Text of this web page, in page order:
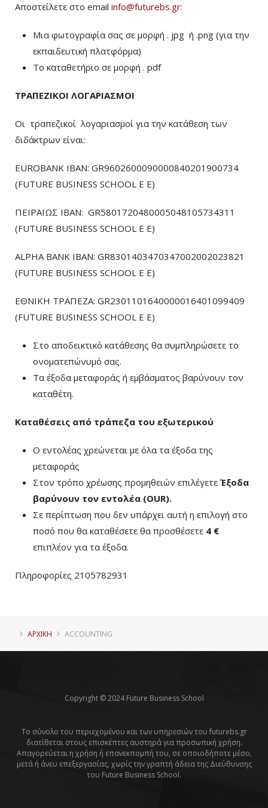
Αποστείλετε στο email info@futurebs.gr:
Μια φωτογραφία σας σε μορφή . jpg ή .png (για την
εκπαιδευτική πλατφόρμα)
To καταθετήριο σε μορφή . pdf
ΤΡΑΠΕΖΙΚΟΙ ΛΟΓΑΡΙΑΣΜΟΙ
Οι τραπεζικοί λογαριασμοί για την κατάθεση των
διδάκτρων είναι:
EUROBANK IBAN: GR9602600090000840201900734
(FUTURE BUSINESS SCHOOL E E)
ΠΕΙΡΑΙΩΣ ΙΒΑΝ: GR5801720480005048105734311
(FUTURE BUSINESS SCHOOL E E)
ALPHA BANK IBAN: GR8301403470347002002023821
(FUTURE BUSINESS SCHOOL E E)
ΕΘΝΙΚΗ ΤΡΑΠΕΖΑ: GR2301101640000016401099409
(FUTURE BUSINESS SCHOOL E E)
Στο αποδεικτικό κατάθεσης θα συμπληρώσετε το
ονοματεπώνυμό σας.
Τα έξοδα μεταφοράς ή εμβάσματος βαρύνουν τον
καταθέτη.
Καταθέσεις από τράπεζα του εξωτερικού
Ο εντολέας χρεώνεται με όλα τα έξοδα της
μεταφοράς
Στον τρόπο χρέωσης προμηθειών επιλέγετε Έξοδα
βαρύνουν τον εντολέα (ΟUR).
Σε περίπτωση που δεν υπάρχει αυτή η επιλογή στο
ποσό που θα καταθέσετε θα προσθέσετε 4 €
επιπλέον για τα έξοδα.
Πληροφορίες 2105782931
ΑΡΧΙΚΗ ACCOUNTING
Copyright © 2024 Future Business School
Το σύνολο του περιεχομένου και των υπηρεσιών του futurebs.gr
διατίθεται στους επισκέπτες αυστηρά για προσωπική χρήση.
Απαγορεύεται η χρήση ή επανεκπομπή του, σε οποιοδήποτε μέσο,
μετά ή άνευ επεξεργασίας, χωρίς την γραπτή άδεια της Διεύθυνσης
του Future Business School.